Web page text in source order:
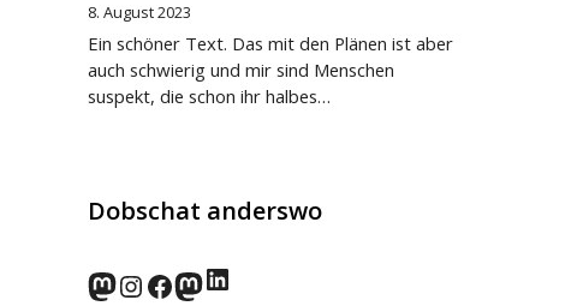
8. August 2023
Ein schöner Text. Das mit den Plänen ist aber
auch schwierig und mir sind Menschen
suspekt, die schon ihr halbes…
Dobschat anderswo
norden.social
Instagram
Facebook
wp-punks.social
LinkedIn